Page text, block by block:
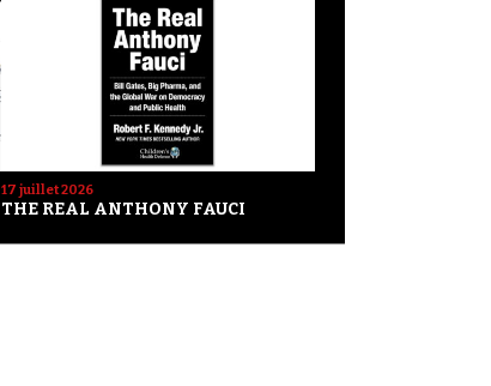
17 juillet 2026
THE REAL ANTHONY FAUCI